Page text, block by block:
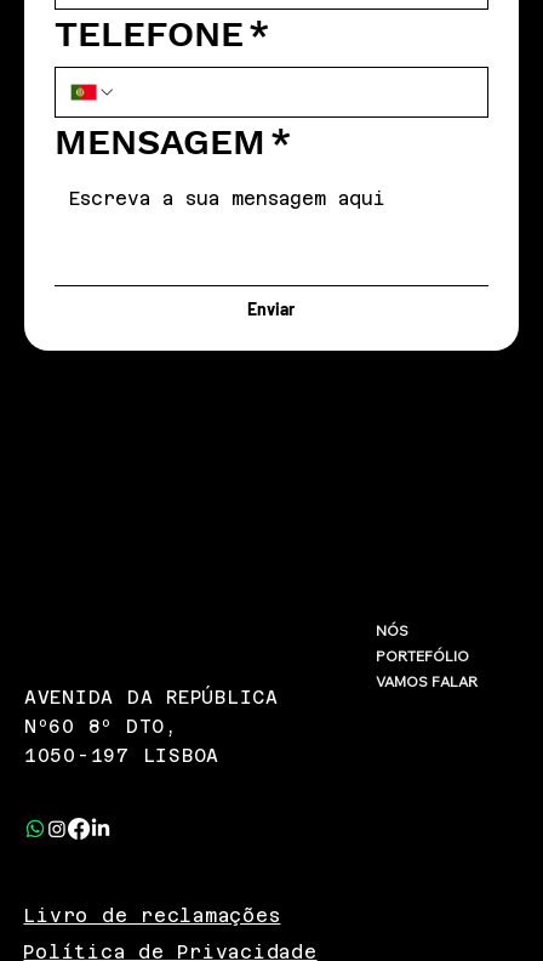
AVENIDA DA REPÚBLICA
Nº60 8º DTO,
1050-197 LISBOA
NÓS
PORTEFÓLIO
VAMOS FALAR
TELEFONE*
MENSAGEM *
Enviar
Livro de reclamações
Política de Privacidade